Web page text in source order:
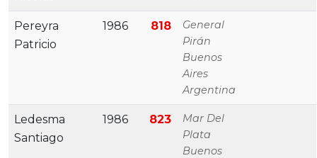
Pereyra
Patricio
1986 818
General
Pirán
Buenos
Aires
Argentina
Ledesma
Santiago
1986 823
Mar Del
Plata
Buenos